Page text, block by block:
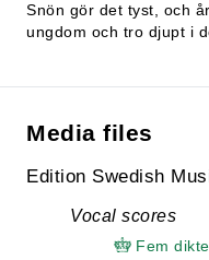
Snön gör det tyst, och
ungdom och tro djupt i
Media files
Edition Swedish
Vocal scores
Fem